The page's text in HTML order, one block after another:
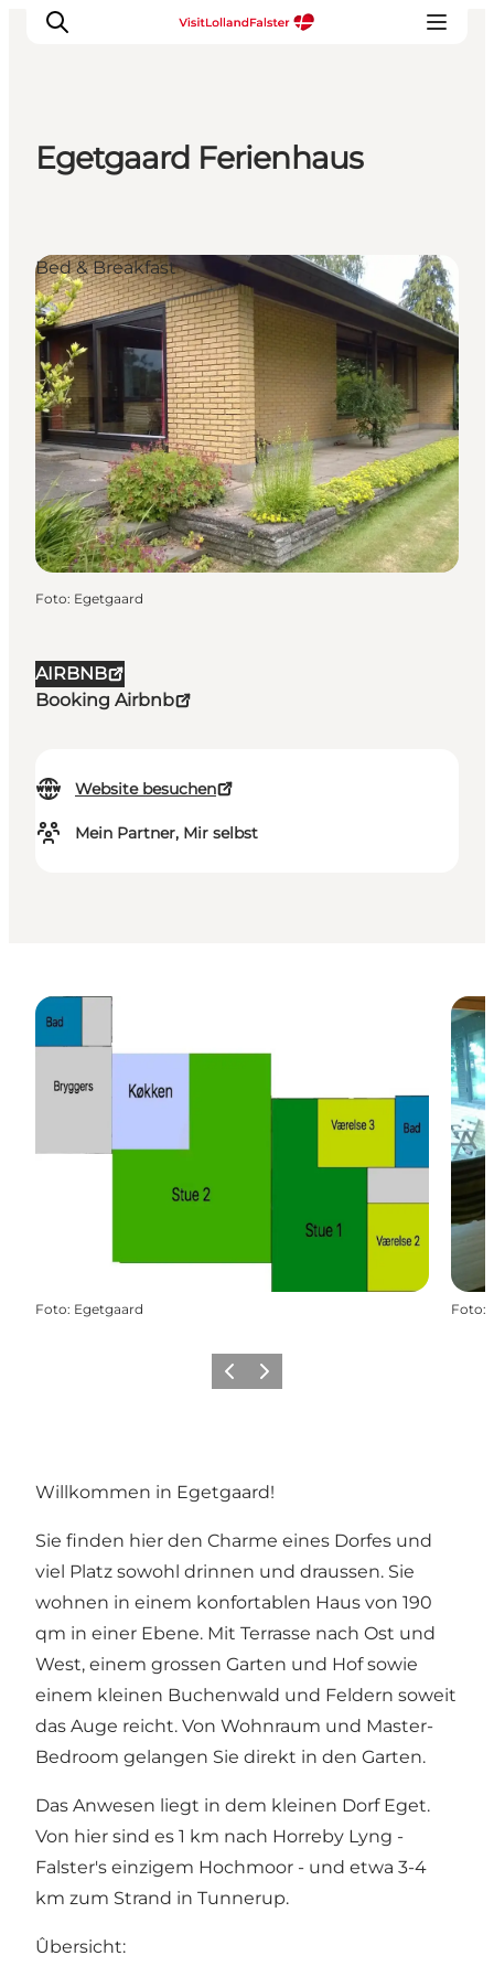
Kultur
Gastronomie
Urlaubsplaner
Egetgaard Ferienhaus
AIRBNB
Booking Airbnb
Website besuchen
Mein Partner, Mir selbst
Bed & Breakfast
Foto: Egetgaard
Foto: Egetgaard Foto:
ZurückWeiter
Willkommen in Egetgaard!
Sie finden hier den Charme eines Dorfes und
viel Platz sowohl drinnen und draussen. Sie
wohnen in einem konfortablen Haus von 190
qm in einer Ebene. Mit Terrasse nach Ost und
West, einem grossen Garten und Hof sowie
einem kleinen Buchenwald und Feldern soweit
das Auge reicht. Von Wohnraum und Master-
Bedroom gelangen Sie direkt in den Garten.
Das Anwesen liegt in dem kleinen Dorf Eget.
Von hier sind es 1 km nach Horreby Lyng -
Falster's einzigem Hochmoor - und etwa 3-4
km zum Strand in Tunnerup.
Ûbersicht: